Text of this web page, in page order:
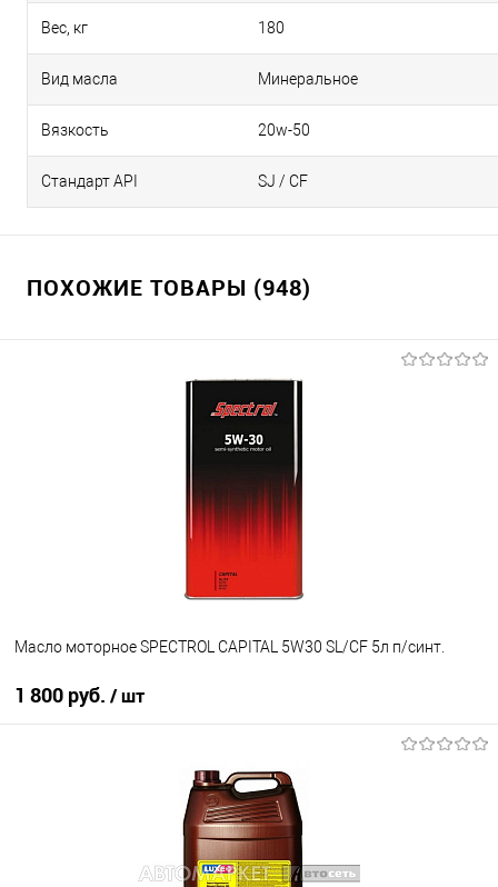
Вес, кг 180
Вид масла Минеральное
Вязкость 20w-50
Стандарт API SJ / CF
ПОХОЖИЕ ТОВАРЫ (948)
Масло моторное SPECTROL CAPITAL 5W30 SL/CF 5л п/синт.
1 800 руб. / шт
В наличии